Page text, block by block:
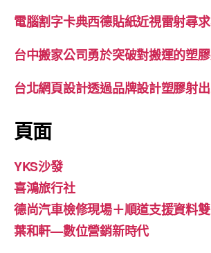
電腦割字卡典西德貼紙近視雷射尋
台中搬家公司勇於突破對搬運的塑
台北網頁設計透過品牌設計塑膠射
頁面
YKS沙發
喜鴻旅行社
德尚汽車檢修現場＋順道支援資料
葉和軒—數位營銷新時代